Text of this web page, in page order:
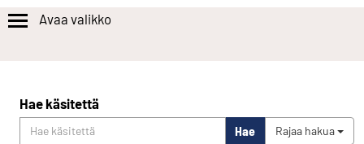
Avaa valikko
Hae käsitettä
Hae Rajaa hakua